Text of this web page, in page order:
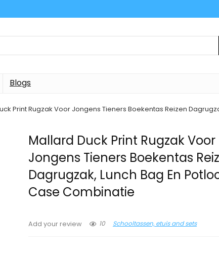
Blogs
Print Rugzak Voor Jongens Tieners Boekentas Reizen
Mallard Duck Print Rugzak Voor
Jongens Tieners Boekentas
Dagrugzak, Lunch Bag En
Case Combinatie
Add your review 10 Schooltassen, etuis and sets